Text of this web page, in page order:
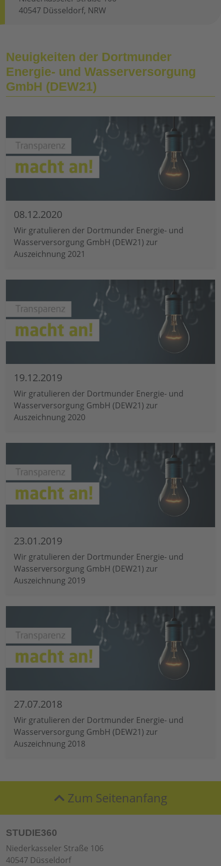
40547 Düsseldorf, NRW
Neuigkeiten der Dortmunder
Energie- und Wasserversorgung
GmbH (DEW21)
08.12.2020
Wir gratulieren der Dortmunder Energie- und
Wasserversorgung GmbH (DEW21) zur
Auszeichnung 2021
19.12.2019
Wir gratulieren der Dortmunder Energie- und
Wasserversorgung GmbH (DEW21) zur
Auszeichnung 2020
23.01.2019
Wir gratulieren der Dortmunder Energie- und
Wasserversorgung GmbH (DEW21) zur
Auszeichnung 2019
27.07.2018
Wir gratulieren der Dortmunder Energie- und
Wasserversorgung GmbH (DEW21) zur
Auszeichnung 2018
Zum Seitenanfang
STUDIE360
Niederkasseler Straße 106
40547 Düsseldorf